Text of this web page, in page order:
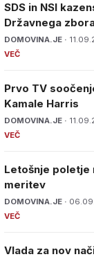
SDS in NSI
Državnega
DOMOVINA.JE ·
Prvo TV
Kamale Harris
DOMOVINA.JE ·
Letošnje poletje
meritev
DOMOVINA.JE ·
Vlada za nov